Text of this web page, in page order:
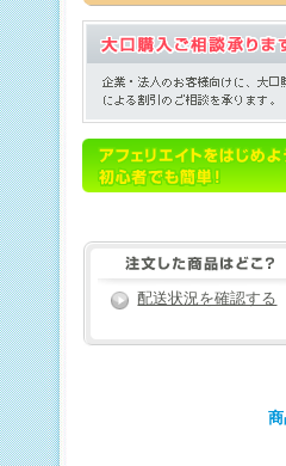
配送状況を確認する